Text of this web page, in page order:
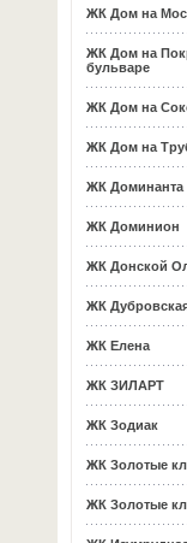
ЖК Дом на
ЖК Дом на
бульваре
ЖК Дом на
ЖК Дом на
ЖК Доминанта
ЖК Доминион
ЖК Донской
ЖК
ЖК Елена
ЖК ЗИЛАРТ
ЖК Зодиак
ЖК Золотые
ЖК Золотые